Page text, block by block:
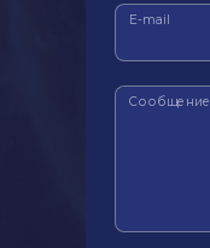
E-mail
Сообщение